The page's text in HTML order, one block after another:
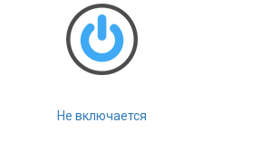
Не включается